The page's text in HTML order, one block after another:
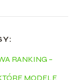
RANKING –
MODELE